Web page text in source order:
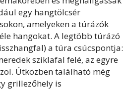
egy hangtölcsér
amelyeken a túrázók
hangokat. A legtöbb túrázó
a túra csúcspontja:
sziklafal felé, az egyre
Útközben található még
grillezőhely is